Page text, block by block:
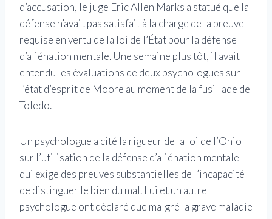
d’accusation, le juge Eric Allen Marks a statué que la
défense n’avait pas satisfait à la charge de la preuve
requise en vertu de la loi de l’État pour la défense
d’aliénation mentale. Une semaine plus tôt, il avait
entendu les évaluations de deux psychologues sur
l’état d’esprit de Moore au moment de la fusillade de
Toledo.
Un psychologue a cité la rigueur de la loi de l’Ohio
sur l’utilisation de la défense d’aliénation mentale
qui exige des preuves substantielles de l’incapacité
de distinguer le bien du mal. Lui et un autre
psychologue ont déclaré que malgré la grave maladie